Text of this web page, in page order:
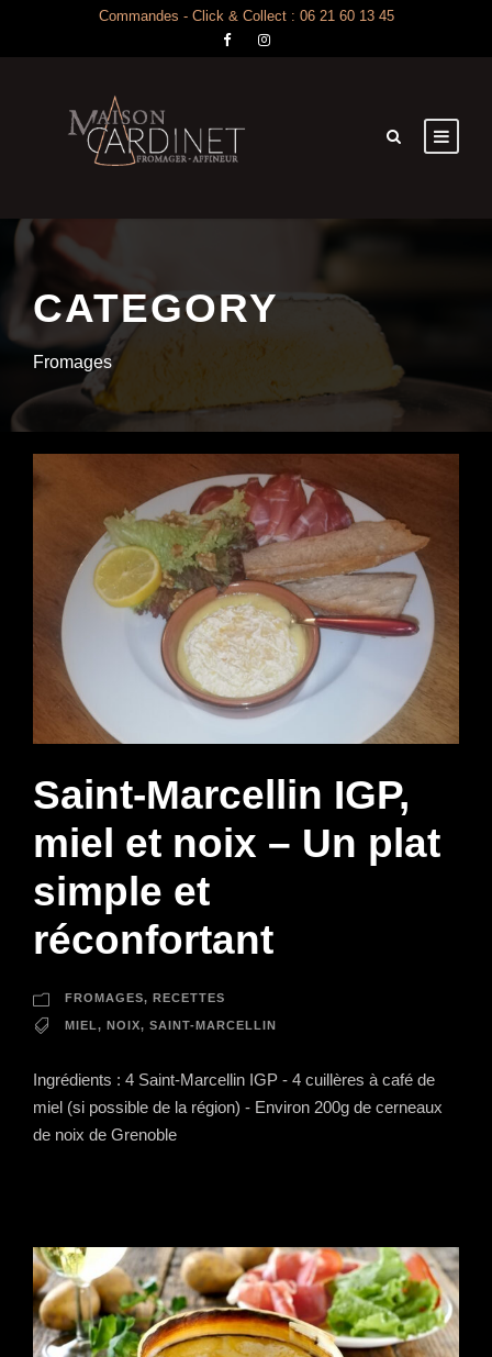
Commandes - Click & Collect : 06 21 60 13 45
CATEGORY
Fromages
Saint-Marcellin IGP,
miel et noix – Un plat
simple et
réconfortant
FROMAGES, RECETTES
MIEL, NOIX, SAINT-MARCELLIN
Ingrédients : 4 Saint-Marcellin IGP - 4 cuillères à café de
miel (si possible de la région) - Environ 200g de cerneaux
de noix de Grenoble